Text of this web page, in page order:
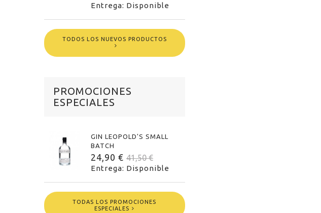
Entrega: Disponible
TODOS LOS NUEVOS PRODUCTOS
PROMOCIONES
ESPECIALES
GIN LEOPOLD'S SMALL
BATCH
24,90 € 41,50 €
Entrega: Disponible
TODAS LOS PROMOCIONES
ESPECIALES